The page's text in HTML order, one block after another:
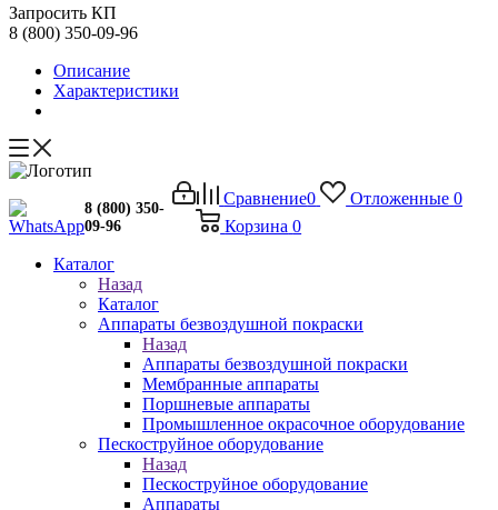
Запросить КП
8 (800) 350-09-96
Описание
Характеристики
Сравнение0 Отложенные 0
Корзина 0
8 (800) 350-
09-96
Каталог
Назад
Каталог
Аппараты безвоздушной покраски
Назад
Аппараты безвоздушной покраски
Мембранные аппараты
Поршневые аппараты
Промышленное окрасочное оборудование
Пескоструйное оборудование
Назад
Пескоструйное оборудование
Аппараты